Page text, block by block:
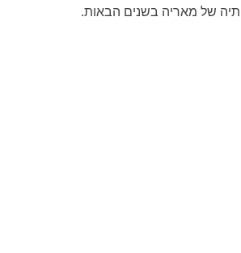
של מאריה בשנים הבאות.